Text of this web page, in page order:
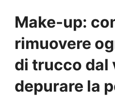
Make-up:
rimuovere
di trucco dal
depurare la